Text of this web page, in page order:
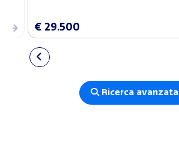
€ 29.500
Ricerca avanzata